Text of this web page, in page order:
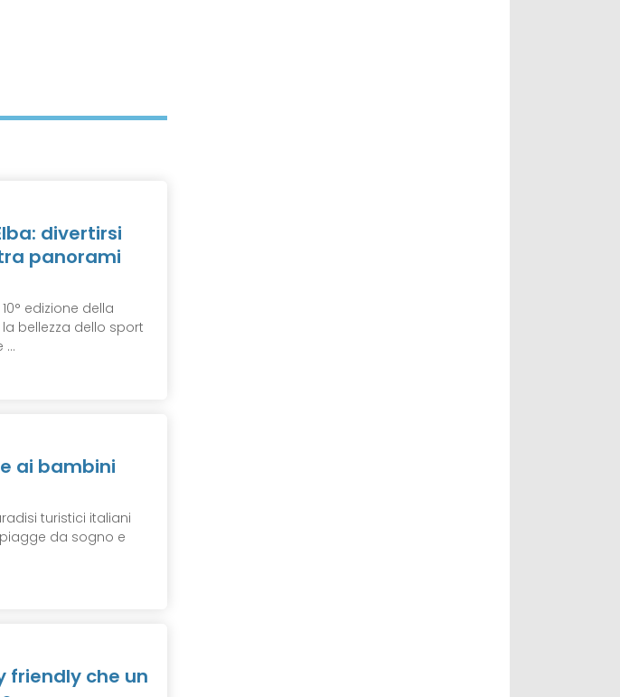
divertirsi
panorami
edizione della
bellezza dello sport
ai bambini
turistici italiani
da sogno e
friendly che un